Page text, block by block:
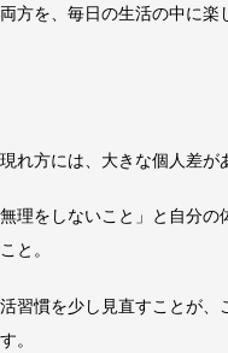
方を、毎日の生活の中に楽
れ方には、大きな個人差が
理をしないこと」と自分の
と。
習慣を少し見直すことが、
。